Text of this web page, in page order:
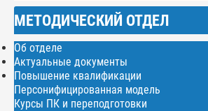
МЕТОДИЧЕСКИЙ ОТДЕЛ
Об отделе
Актуальные документы
Повышение квалификации
Персонифицированная модель
Курсы ПК и переподготовки